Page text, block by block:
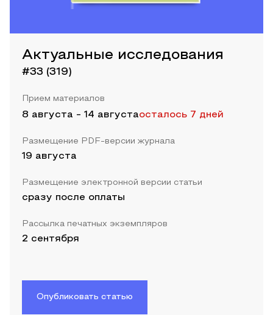
Актуальные исследования
#33 (319)
Прием материалов
8 августа - 14 августаосталось 7 дней
Размещение PDF-версии журнала
19 августа
Размещение электронной версии статьи
сразу после оплаты
Рассылка печатных экземпляров
2 сентября
Опубликовать статью